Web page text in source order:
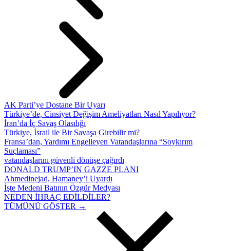
AK Parti’ye Dostane Bir Uyarı
Türkiye’de, Cinsiyet Değişim Ameliyatları Nasıl Yapılıyor?
İran’da İç Savaş Olasılığı
Türkiye, İsrail ile Bir Savaşa Girebilir mi?
Fransa’dan, Yardımı Engelleyen Vatandaşlarına “Soykırım
Suçlaması”
vatandaşlarını güvenli dönüşe çağırdı
DONALD TRUMP’IN GAZZE PLANI
Ahmedinejad, Hamaney’i Uyardı
İşte Medeni Batının Özgür Medyası
NEDEN İHRAÇ EDİLDİLER?
TÜMÜNÜ GÖSTER →